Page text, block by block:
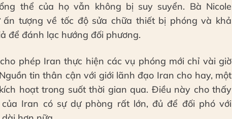
thể của họ vẫn không bị suy suyển. Bà Nicole
ấn tượng về tốc độ sửa chữa thiết bị phóng và khả
để đánh lạc hướng đối phương.
phép Iran thực hiện các vụ phóng mới chỉ vài giờ
tin thân cận với giới lãnh đạo Iran cho hay, một
hoạt trong suốt thời gian qua. Điều này cho thấy
Iran có sự dự phòng rất lớn, đủ để đối phó với